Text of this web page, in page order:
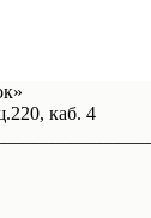
каб. 4